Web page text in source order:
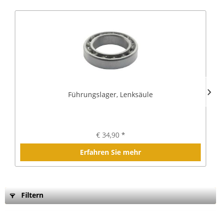
Führungslager, Lenksäule
€ 34,90 *
Erfahren Sie mehr
Filtern